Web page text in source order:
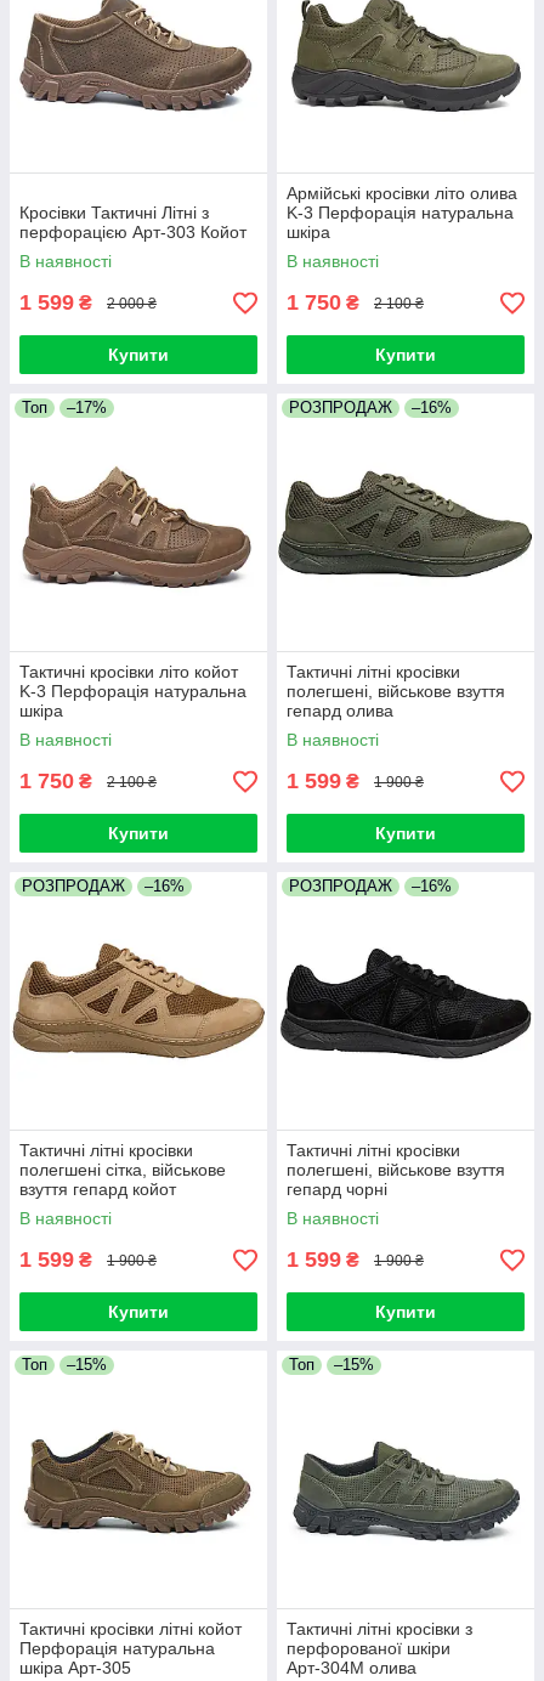
Кросівки Тактичні Літні з
перфорацією Арт-303 Койот
В наявності
1 599 ₴ 2 000 ₴
Купити
Армійські кросівки літо олива
K-3 Перфорація натуральна
шкіра
В наявності
1 750 ₴ 2 100 ₴
Купити
Топ –17%
Тактичні кросівки літо койот
K-3 Перфорація натуральна
шкіра
В наявності
1 750 ₴ 2 100 ₴
Купити
РОЗПРОДАЖ –16%
Тактичні літні кросівки
полегшені, військове взуття
гепард олива
В наявності
1 599 ₴ 1 900 ₴
Купити
РОЗПРОДАЖ –16%
Тактичні літні кросівки
полегшені сітка, військове
взуття гепард койот
В наявності
1 599 ₴ 1 900 ₴
Купити
РОЗПРОДАЖ –16%
Тактичні літні кросівки
полегшені, військове взуття
гепард чорні
В наявності
1 599 ₴ 1 900 ₴
Купити
Топ –15%
Тактичні кросівки літні койот
Перфорація натуральна
шкіра Арт-305
Топ –15%
Тактичні літні кросівки з
перфорованої шкіри
Арт-304М олива